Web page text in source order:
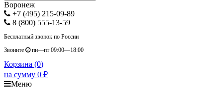
Воронеж
+7 (495) 215-09-89
8 (800) 555-13-59
Бесплатный звонок по России
Звоните
пн—пт 09:00—18:00
Корзина (0)
на сумму 0 ₽
Меню